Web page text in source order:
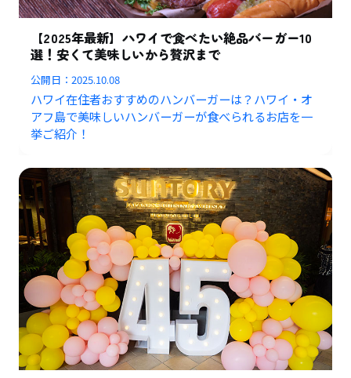
【2025年最新】ハワイで食べたい絶品バーガー10
選！安くて美味しいから贅沢まで
公開日：2025.10.08
ハワイ在住者おすすめのハンバーガーは？ハワイ・オ
アフ島で美味しいハンバーガーが食べられるお店を一
挙ご紹介！